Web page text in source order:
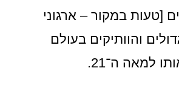
[טעות במקור – ארגוני
והוותיקים בעולם
למאה ה־21.